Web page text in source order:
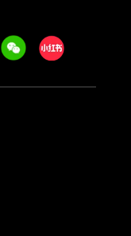
WeechatXiaohongshu/